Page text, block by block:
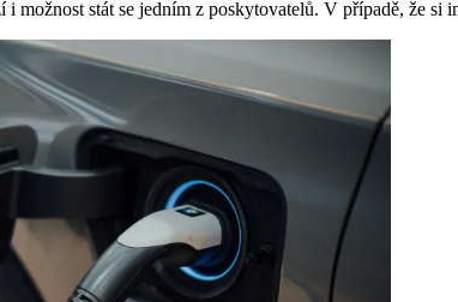
i možnost stát se jedním z poskytovatelů. V případě, že